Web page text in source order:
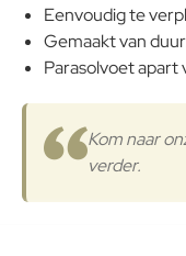
Eenvoudig te
Gemaakt van
Parasolvoet apart
Kom naar
verder.